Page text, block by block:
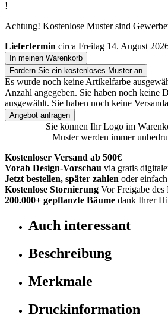
!
Achtung! Kostenlose Muster sind
Liefertermin circa Freitag 14. August
In meinen Warenkorb
Fordern Sie ein kostenloses Muster an
Es wurde noch keine Artikelfarbe
Anzahl angegeben. Sie haben noch keine
ausgewählt. Sie haben noch keine
Angebot anfragen
Sie können Ihr Logo im
Muster werden immer
Kostenloser Versand ab 500€
Vorab Design-Vorschau via gratis
Jetzt bestellen, später zahlen oder
Kostenlose Stornierung Vor Freigabe
200.000+ gepflanzte Bäume dank Ihrer
Auch interessant
Beschreibung
Merkmale
Druckinformation